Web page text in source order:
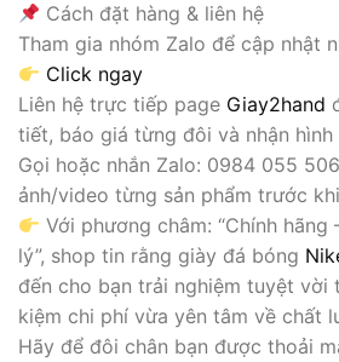
Cách đặt hàng & liên hệ
Tham gia nhóm Zalo để cập nhật
Click ngay
Liên hệ trực tiếp page Giay2hand
tiết, báo giá từng đôi và nhận hình
Gọi hoặc nhắn Zalo: 0984 055
ảnh/video từng sản phẩm trước
Với phương châm: “Chính hãng
lý”, shop tin rằng giày đá bóng
đến cho bạn trải nghiệm tuyệt vời
kiệm chi phí vừa yên tâm về chất
Hãy để đôi chân bạn được thoải